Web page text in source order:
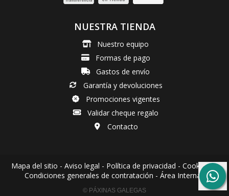
NUESTRA TIENDA
Nuestro equipo
Formas de pago
Gastos de envío
Garantía y devoluciones
Promociones vigentes
Validar cheque regalo
Contacto
Mapa del sitio - Aviso legal - Política de privacidad - Cookies-
Condiciones generales de contratación - Área Interna
© PÁXINAS GALEGAS